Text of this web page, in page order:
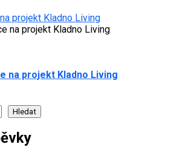
projekt Kladno Living
na projekt Kladno Living
Hledat